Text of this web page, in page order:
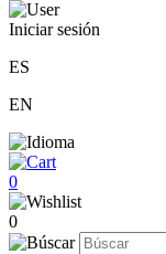
Iniciar sesión
ES
EN
0
0